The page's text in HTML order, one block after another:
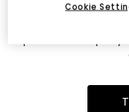
Detta kan bero på att
flyttats. Vi ber om
prova att söka på
Cookie